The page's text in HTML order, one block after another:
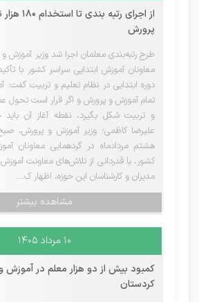
از اجرای
پرورش
طرح رتبه‌بندی معلمان اجرا شد وزیر آموزش
معاونان آموزش ابتدایی سراسر کشور با
دوره ابتدایی در نظام تعلیم و تربیت گفت:
تمام آموزش و پرورش و اگر قرار است تحول
و تربیت شکل بگیرد، نقطه آغاز آن باید
علیرضا کاظمی؛ وزیر آموزش و پرورش،
هشتم مردادماه در گردهمایی معاونان
کشور، با قدردانی از تلاش‌های معاونت
مدیران و کارشناسان این حوزه، اظهار ک...
مشاهده بیشتر
۱۰ مرداد ۱۴۰۵
کمبود بیش از دو هزار معلم در آموزش
کردستان